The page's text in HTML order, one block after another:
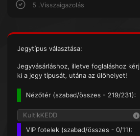
5 .Visszaigazolás
Jegytípus választása:
Jegyvásárláshoz, illetve foglaláshoz
ki a jegy típusát, utána az ülőhelyet!
Nézőtér (szabad/összes - 219/231):
KultikKEDD
VIP fotelek (szabad/összes - 0/11):